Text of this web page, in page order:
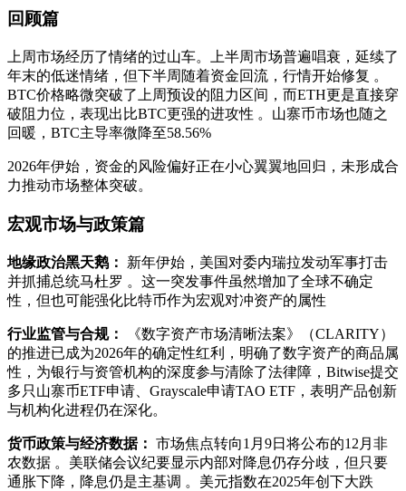
回顾篇
上周市场经历了情绪的过山车。上半周市场普遍唱衰，延续了
年末的低迷情绪，但下半周随着资金回流，行情开始修复 。
BTC价格略微突破了上周预设的阻力区间，而ETH更是直接穿
破阻力位，表现出比BTC更强的进攻性 。山寨币市场也随之
回暖，BTC主导率微降至58.56%
2026年伊始，资金的风险偏好正在小心翼翼地回归，未形成合
力推动市场整体突破。
宏观市场与政策篇
地缘政治黑天鹅：
新年伊始，美国对委内瑞拉发动军事打击
并抓捕总统马杜罗 。这一突发事件虽然增加了全球不确定
性，但也可能强化比特币作为宏观对冲资产的属性
行业监管与合规：
《数字资产市场清晰法案》（CLARITY）
的推进已成为2026年的确定性红利，明确了数字资产的商品属
性，为银行与资管机构的深度参与清除了法律障，Bitwise提交
多只山寨币ETF申请、Grayscale申请TAO ETF，表明产品创新
与机构化进程仍在深化。
货币政策与经济数据： 市场焦点转向1月9日将公布的12月非
农数据 。美联储会议纪要显示内部对降息仍存分歧，但只要
通胀下降，降息仍是主基调 。美元指数在2025年创下大跌